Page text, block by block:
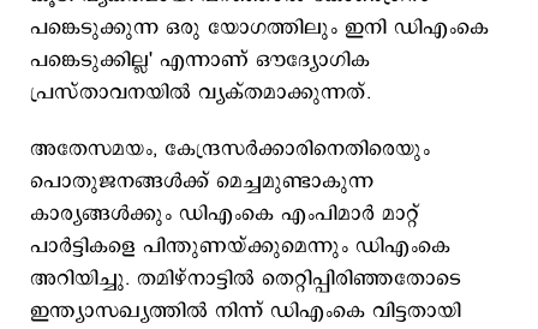
പങ്കെടുക്കുന്ന ഒരു യോഗത്തിലും ഇനി ഡിഎംകെ
പങ്കെടുക്കില്ല' എന്നാണ് ഔദ്യോഗിക
പ്രസ്താവനയില്‍ വ്യക്തമാക്കുന്നത്.
അതേസമയം, കേന്ദ്രസര്‍ക്കാരിനെതിരെയും
പൊതുജനങ്ങള്‍ക്ക് മെച്ചമുണ്ടാകുന്ന
കാര്യങ്ങള്‍ക്കും ഡിഎംകെ എംപിമാര്‍ മാറ്റ്
പാര്‍ട്ടികളെ പിന്തുണയ്ക്കുമെന്നും ഡിഎംകെ
അറിയിച്ചു. തമിഴ്നാട്ടില്‍ തെറ്റിപ്പിരിഞ്ഞതോടെ
ഇന്ത്യാസഖ്യത്തില്‍ നിന്ന് ഡിഎംകെ വിട്ടതായി